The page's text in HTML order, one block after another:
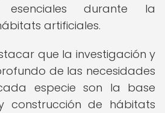
esenciales durante la
artificiales.
que la investigación y
de las necesidades
especie son la base
construcción de hábitats